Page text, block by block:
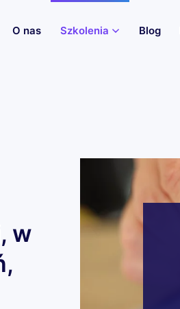
O nas Szkolenia Blog
w